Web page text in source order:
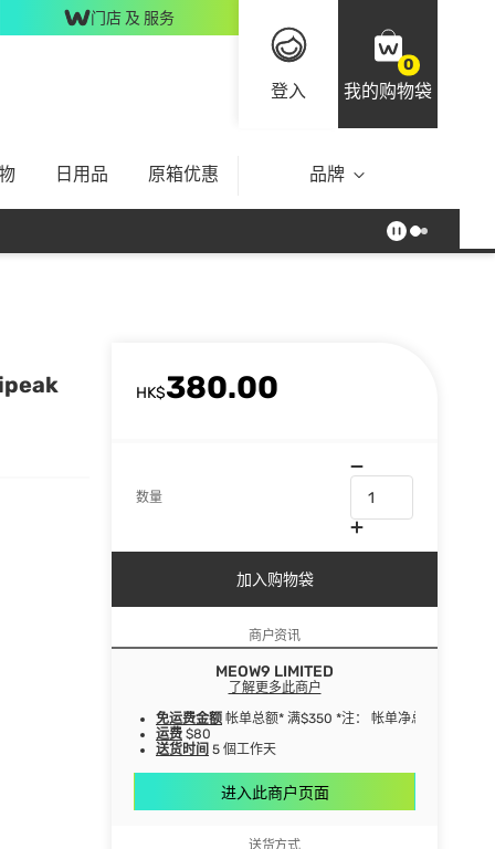
门店 及 服务
登入
0
我的购物袋
日用品 原箱优惠 品牌
HK$380.00
数量
加入购物袋
商户资讯
MEOW9 LIMITED
了解更多此商户
免运费金额 帐单总额* 满$350 *注： 帐单净总额指扣除
运费 $80
送货时间 5 個工作天
进入此商户页面
送货方式